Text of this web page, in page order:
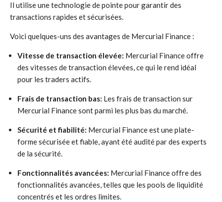
Il utilise une technologie de pointe pour garantir des
transactions rapides et sécurisées.
Voici quelques-uns des avantages de Mercurial Finance :
Vitesse de transaction élevée: Mercurial Finance offre
des vitesses de transaction élevées, ce qui le rend idéal
pour les traders actifs.
Frais de transaction bas: Les frais de transaction sur
Mercurial Finance sont parmi les plus bas du marché.
Sécurité et fiabilité: Mercurial Finance est une plate-
forme sécurisée et fiable, ayant été audité par des experts
de la sécurité.
Fonctionnalités avancées: Mercurial Finance offre des
fonctionnalités avancées, telles que les pools de liquidité
concentrés et les ordres limites.